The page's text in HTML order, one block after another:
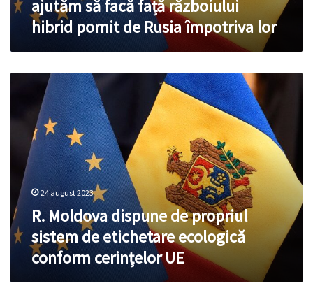
și
candidate:
ajutăm
față
războiului
hibrid
pornit
de
Rusia
împotriva
ajutăm să facă față războiului
hibrid pornit de Rusia împotriva lor
Moldova
dispune
propriul
sistem
etichetare
ecologică
conform
cerințelor
UE
24 august 2023
R. Moldova dispune de propriul
sistem de etichetare ecologică
conform cerințelor UE